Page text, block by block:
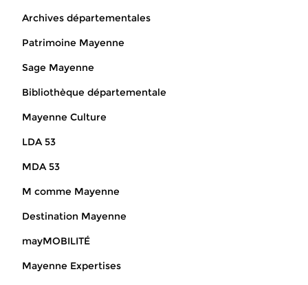
Archives départementales
Patrimoine Mayenne
Sage Mayenne
Bibliothèque départementale
Mayenne Culture
LDA 53
MDA 53
M comme Mayenne
Destination Mayenne
mayMOBILITÉ
Mayenne Expertises